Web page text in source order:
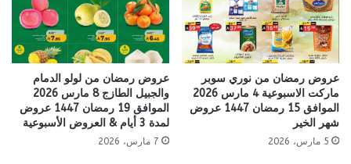
عروض رمضان من نوري سوبر
ماركت الاسبوعية 4 مارس 2026
الموافق 15 رمضان 1447 عروض
شهر الخير
5 مارس، 2026
عروض رمضان من لولو الدمام
والجبيل الطازج 8 مارس 2026
الموافق 19 رمضان 1447 عروض
لمدة 3 أيام & العروض الأسبوعية
7 مارس، 2026